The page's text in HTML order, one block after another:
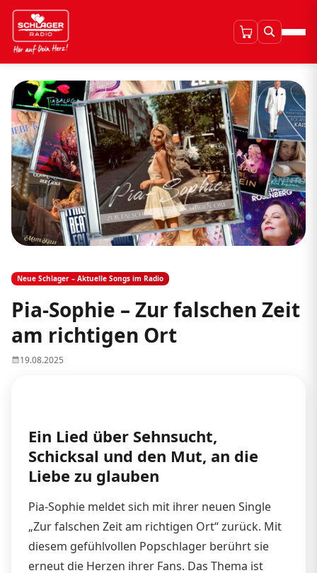
Neue Schlager – Aktuelle Songs im Radio
Pia-Sophie – Zur falschen Zeit
am richtigen Ort
19.08.2025
Ein Lied über Sehnsucht,
Schicksal und den Mut, an die
Liebe zu glauben
Pia-Sophie meldet sich mit ihrer neuen Single
„Zur falschen Zeit am richtigen Ort“ zurück. Mit
diesem gefühlvollen Popschlager berührt sie
erneut die Herzen ihrer Fans. Das Thema ist